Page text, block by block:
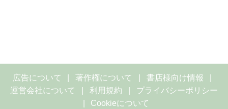
広告について 著作権について
書店様向け情報
運営会社について
利用規約
プライバシーポリシー
Cookieについて